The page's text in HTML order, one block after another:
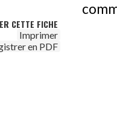
CETTE FICHE
Imprimer
en PDF